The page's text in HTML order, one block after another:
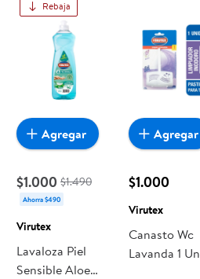
Rebaja
$1.000 $1.490
Ahorra $490
Virutex
Lavaloza Piel
Sensible Aloe
Agregar
$1.000
Virutex
Canasto Wc
Lavanda 1 Un
Agregar